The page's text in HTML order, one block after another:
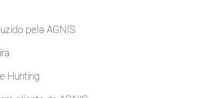
pela AGNIS
Hunting